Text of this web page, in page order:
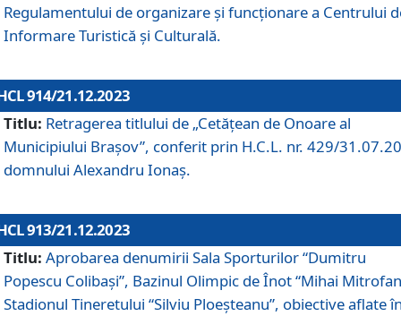
Regulamentului de organizare și funcționare a Centrului
Informare Turistică și Culturală.
914/21.12.2023
Titlu: Retragerea titlului de „Cetățean de Onoare al
Municipiului Brașov”, conferit prin H.C.L. nr. 429/
domnului Alexandru Ionaș.
913/21.12.2023
Titlu: Aprobarea denumirii Sala Sporturilor “Dumitru
Popescu Colibași”, Bazinul Olimpic de Înot “Mihai
Stadionul Tineretului “Silviu Ploeșteanu”, obiective aflate